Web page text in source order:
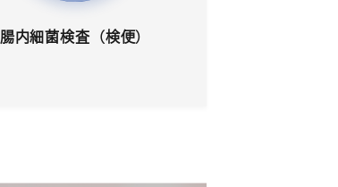
腸内細菌検査（検便）